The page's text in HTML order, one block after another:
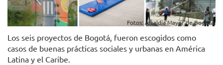
Fotos: Alcaldía Mayor de Bogotá.
Los seis proyectos de Bogotá, fueron escogidos como
casos de buenas prácticas sociales y urbanas en América
Latina y el Caribe.